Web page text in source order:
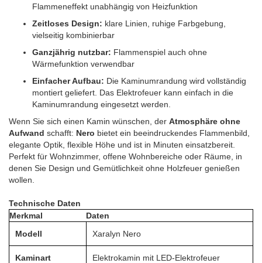
Flammeneffekt unabhängig von Heizfunktion
Zeitloses Design: klare Linien, ruhige Farbgebung,
vielseitig kombinierbar
Ganzjährig nutzbar: Flammenspiel auch ohne
Wärmefunktion verwendbar
Einfacher Aufbau: Die Kaminumrandung wird vollständig
montiert geliefert. Das Elektrofeuer kann einfach in die
Kaminumrandung eingesetzt werden.
Wenn Sie sich einen Kamin wünschen, der Atmosphäre ohne
Aufwand schafft: Nero bietet ein beeindruckendes Flammenbild,
elegante Optik, flexible Höhe und ist in Minuten einsatzbereit.
Perfekt für Wohnzimmer, offene Wohnbereiche oder Räume, in
denen Sie Design und Gemütlichkeit ohne Holzfeuer genießen
wollen.
Technische Daten
Merkmal
Daten
Modell
Xaralyn Nero
Kaminart Elektrokamin mit LED-Elektrofeuer